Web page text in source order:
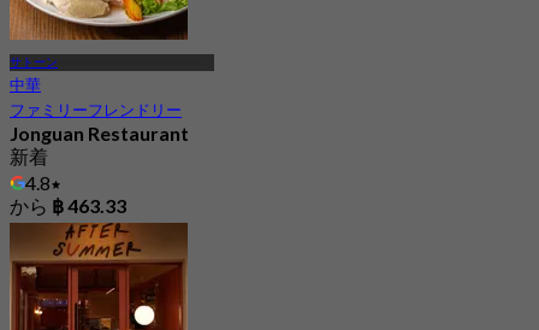
サトーン
中華
ファミリーフレンドリー
Jonguan Restaurant
新着
4.8
から ฿ 463.33